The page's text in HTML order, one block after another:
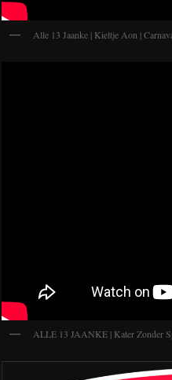
Alle 13 Jaanke | Kieltje Aon |
ALLE 13 JAANKE | Kater Zonder